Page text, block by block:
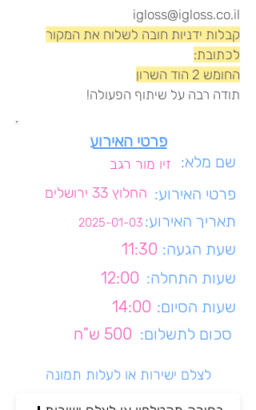
igloss@igloss.co.il
קבלות ידניות חובה לשלוח את המקור
לכתובת:
החומש 2 הוד השרון
תודה רבה על שיתוף הפעולה!
פרטי האירוע
זיו מור רגב שם מלא:
החלוץ 33 ירושלים פרטי האירוע:
2025-01-03 תאריך האירוע:
11:30 שעת הגעה:
12:00 שעות התחלה:
14:00 שעות הסיום:
500 ש"ח סכום לתשלום:
לצלם ישירות או לעלות תמונה